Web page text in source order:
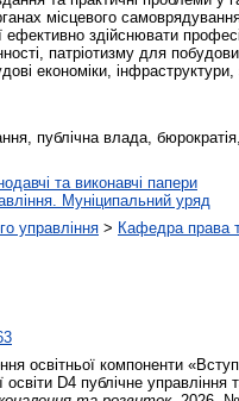
місцевого
здійснювати
патріотизму для
економіки,
публічна влада,
та виконавчі папери
Муніципальний уряд
управління > Кафедра права
освітньої компоненти
освіти D4 публічне